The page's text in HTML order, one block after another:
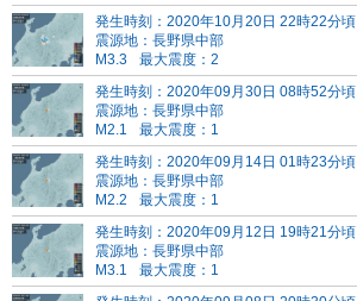
発生時刻：2020年10月20日 22時22分頃
震源地：長野県中部
M3.3
最大震度：2
発生時刻：2020年09月30日 08時52分頃
震源地：長野県中部
M2.1
最大震度：1
発生時刻：2020年09月14日 01時23分頃
震源地：長野県中部
M2.2
最大震度：1
発生時刻：2020年09月12日 19時21分頃
震源地：長野県中部
M3.1
最大震度：1